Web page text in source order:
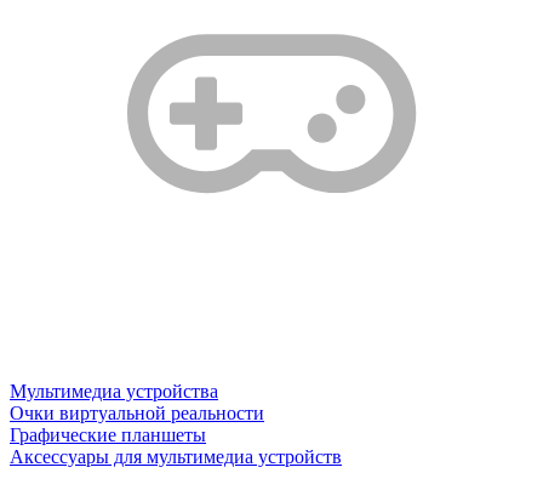
Мультимедиа устройства
Очки виртуальной реальности
Графические планшеты
Аксессуары для мультимедиа устройств